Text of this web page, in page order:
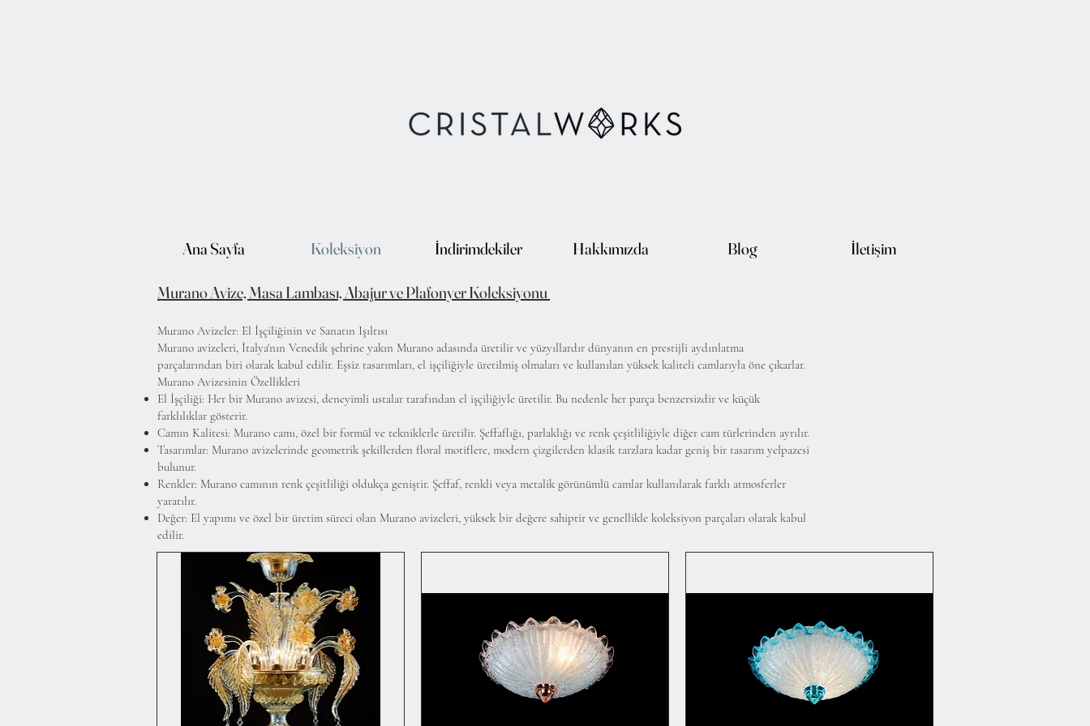
Ana Sayfa Koleksiyon İndirimdekiler Hakkımızda Blog İletişim
Murano Avize, Masa Lambası, Abajur ve Plafonyer Koleksiyonu
Murano Avizeler: El İşçiliğinin ve Sanatın Işıltısı
Murano avizeleri, İtalya'nın Venedik şehrine yakın Murano adasında üretilir ve yüzyıllardır dünyanın en prestijli aydınlatma
parçalarından biri olarak kabul edilir. Eşsiz tasarımları, el işçiliğiyle üretilmiş olmaları ve kullanılan yüksek kaliteli camlarıyla öne çıkarlar.
Murano Avizesinin Özellikleri
El İşçiliği: Her bir Murano avizesi, deneyimli ustalar tarafından el işçiliğiyle üretilir. Bu nedenle her parça benzersizdir ve küçük
farklılıklar gösterir.
Camın Kalitesi: Murano camı, özel bir formül ve tekniklerle üretilir. Şeffaflığı, parlaklığı ve renk çeşitliliğiyle diğer cam türlerinden ayrılır.
Tasarımlar: Murano avizelerinde geometrik şekillerden floral motiflere, modern çizgilerden klasik tarzlara kadar geniş bir tasarım yelpazesi
bulunur.
Renkler: Murano camının renk çeşitliliği oldukça geniştir. Şeffaf, renkli veya metalik görünümlü camlar kullanılarak farklı atmosferler
yaratılır.
Değer: El yapımı ve özel bir üretim süreci olan Murano avizeleri, yüksek bir değere sahiptir ve genellikle koleksiyon parçaları olarak kabul
edilir.